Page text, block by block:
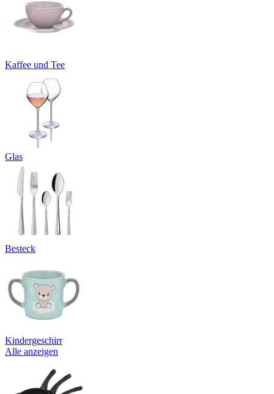
Kaffee und Tee
Glas
Besteck
Kindergeschirr
Alle anzeigen